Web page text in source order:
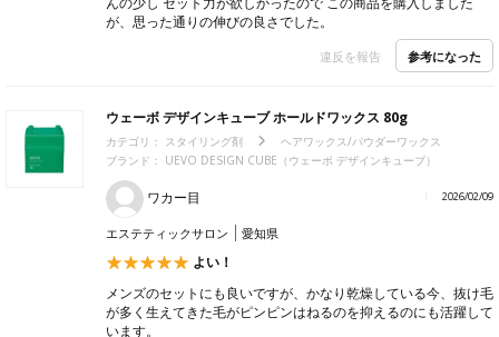
が、思った通りの伸びの良さでした。
違反を報告 参考になった
ウェーボ デザインキューブ ホールドワックス 80g
カテゴリ： スタイリング剤
ヘアワックス/パウダーワックス
ブランド： UEVO DESIGN CUBE（ウェーボ デザインキューブ）
ワカー目 2026/02/09
エステティックサロン 愛知県
よい！
メンズのセットにも良いですが、かなり乾燥している今、抜け毛
が多く生えてきた毛がピンピンはねるのを抑えるのにも活躍して
います。